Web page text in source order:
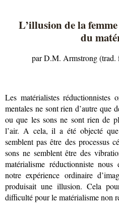
L’illusion de la
du
par D.M. Armstrong (trad.
Les matérialistes réductionnistes
mentales ne sont rien d’autre que
ou que les sons ne sont rien de
l’air. A cela, il a été objecté
semblent pas être des processus
sons ne semblent être des
matérialisme réductionniste
notre expérience ordinaire
produisait une illusion. Cela
difficulté pour le matérialisme non